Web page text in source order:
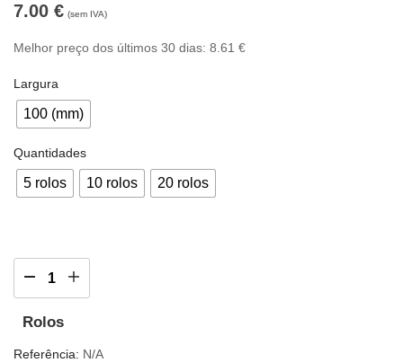
7.00 € (sem IVA)
Melhor preço dos últimos 30 dias: 8.61 €
Largura
100 (mm)
Quantidades
5 rolos 10 rolos 20 rolos
Rolos
Referência: N/A